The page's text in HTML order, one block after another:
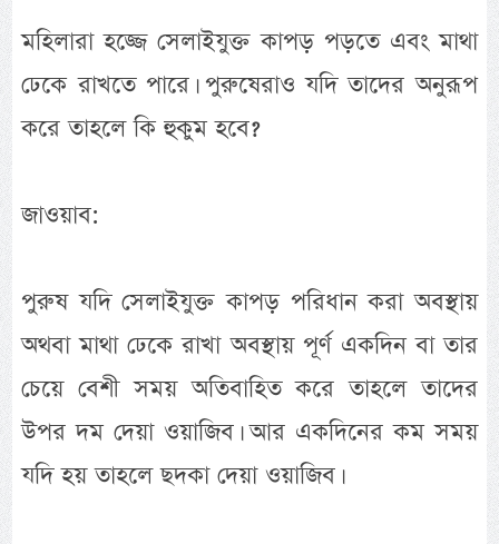
মহিলারা হজ্জে সেলাইযুক্ত কাপড় পড়তে এবং মাথা
ঢেকে রাখতে পারে। পুরুষেরাও যদি তাদের অনুরূপ
করে তাহলে কি হুকুম হবে?
জাওয়াব:
পুরুষ যদি সেলাইযুক্ত কাপড় পরিধান করা অবস্থায়
অথবা মাথা ঢেকে রাখা অবস্থায় পূর্ণ একদিন বা তার
চেয়ে বেশী সময় অতিবাহিত করে তাহলে তাদের
উপর দম দেয়া ওয়াজিব। আর একদিনের কম সময়
যদি হয় তাহলে ছদকা দেয়া ওয়াজিব।